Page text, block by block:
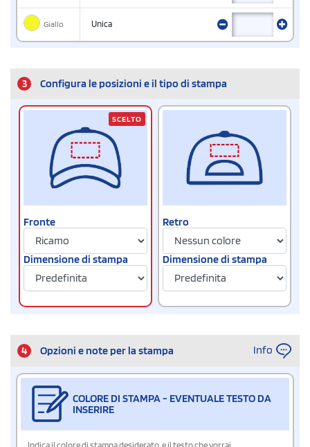
Giallo Unica
3 Configura le posizioni e il tipo di stampa
Fronte
Dimensione di stampa
SCELTO
Retro
Dimensione di stampa
4 Opzioni e note per la stampa Info
COLORE DI STAMPA - EVENTUALE TESTO DA
INSERIRE